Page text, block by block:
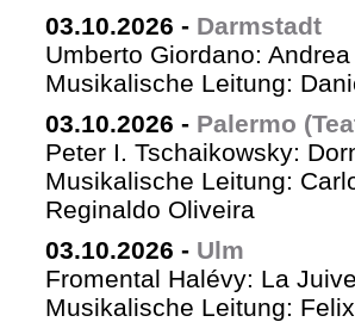
03.10.2026 - Darmstadt
Umberto Giordano:
Musikalische Leitung:
03.10.2026 - Palermo
Peter I. Tschaikowsky:
Musikalische Leitung:
Reginaldo Oliveira
03.10.2026 - Ulm
Fromental Halévy: La
Musikalische Leitung: